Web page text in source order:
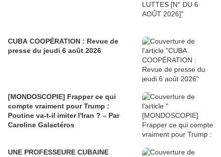
CUBA COOPÉRATION : Revue de
presse du jeudi 6 août 2026
[MONDOSCOPIE] Frapper ce qui
compte vraiment pour Trump :
Poutine va-t-il imiter l'Iran ? – Par
Caroline Galactéros
UNE PROFESSEURE CUBAINE